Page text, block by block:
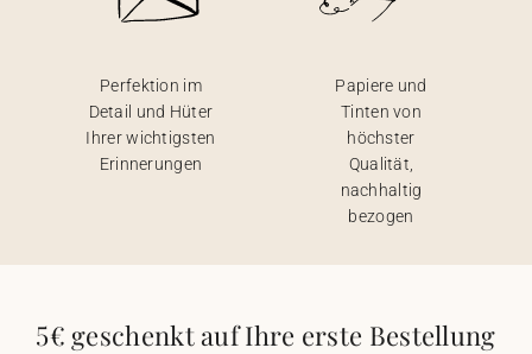
Perfektion im
Detail und Hüter
Ihrer wichtigsten
Erinnerungen
Papiere und
Tinten von
höchster
Qualität,
nachhaltig
bezogen
5€ geschenkt auf Ihre erste Bestellung